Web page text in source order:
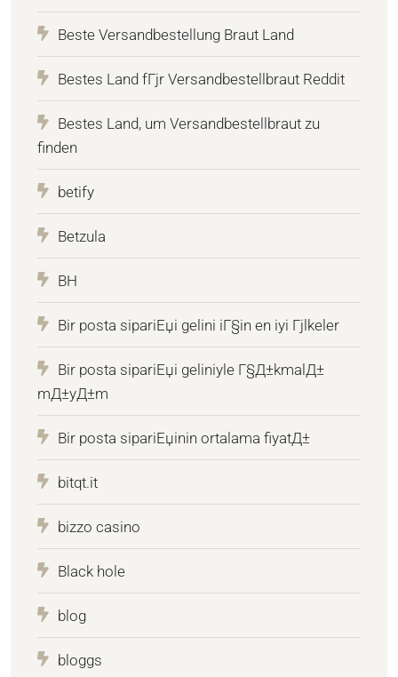
Beste Versandbestellung Braut Land
Bestes Land fГјr Versandbestellbraut Reddit
Bestes Land, um Versandbestellbraut zu
finden
betify
Betzula
BH
Bir posta sipariЕџi gelini iГ§in en iyi Гјlkeler
Bir posta sipariЕџi geliniyle Г§Д±kmalД±
mД±yД±m
Bir posta sipariЕџinin ortalama fiyatД±
bitqt.it
bizzo casino
Black hole
blog
bloggs